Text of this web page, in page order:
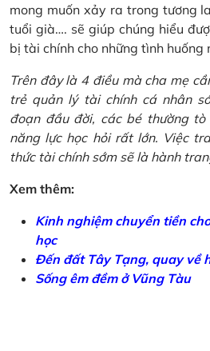
mong muốn xảy ra trong tương
tuổi già…. sẽ giúp chúng hiểu
bị tài chính cho những tình huống
Trên đây là 4 điều mà cha mẹ
trẻ quản lý tài chính cá nhân
đoạn đầu đời, các bé thường
năng lực học hỏi rất lớn. Việc
thức tài chính sớm sẽ là hành
Xem thêm:
Kinh nghiệm chuyển tiền
học
Đến đất Tây Tạng, quay về
Sống êm đềm ở Vũng Tàu